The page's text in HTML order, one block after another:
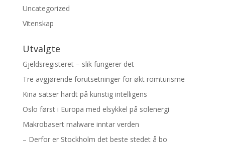
Uncategorized
Vitenskap
Utvalgte
Gjeldsregisteret – slik fungerer det
Tre avgjørende forutsetninger for økt romturisme
Kina satser hardt på kunstig intelligens
Oslo først i Europa med elsykkel på solenergi
Makrobasert malware inntar verden
– Derfor er Stockholm det beste stedet å bo